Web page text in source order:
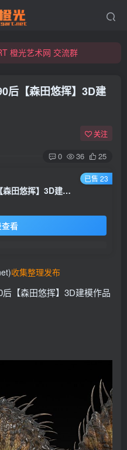
橙光艺术网 交流群
橙光艺术网 交流群
后【森田悠挥】3D建
关注
0 36 25
[3d设计] 业内有名的日本90后【森田悠挥】3D建模作品【71P】_CGART
看
已售 23
收集整理发布
【森田悠挥】3D建模作品
找回密码